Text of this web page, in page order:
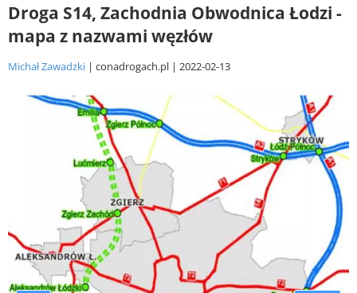
Droga S14, Zachodnia Obwodnica Łodzi -
mapa z nazwami węzłów
Michał Zawadzki conadrogach.pl 2022-02-13